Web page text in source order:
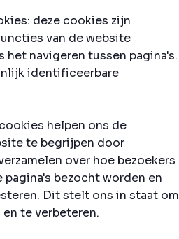
deze cookies zijn
van de website
het navigeren tussen pagina's.
identificeerbare
helpen ons de
te begrijpen door
over hoe bezoekers
bezocht worden en
Dit stelt ons in staat om
te verbeteren.